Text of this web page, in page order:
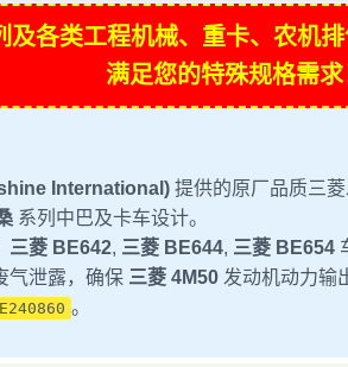
各类工程机械、重卡、农机
满足您的特殊规格需求
International) 提供的原厂品质三
系列中巴及卡车设计。
三菱 BE642, 三菱 BE644, 三菱 BE654
气泄露，确保 三菱 4M50 发动机动力输
。